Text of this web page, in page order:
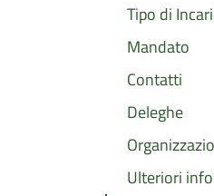
Tipo di
Mandato
Contatti
Deleghe
Ulteriori